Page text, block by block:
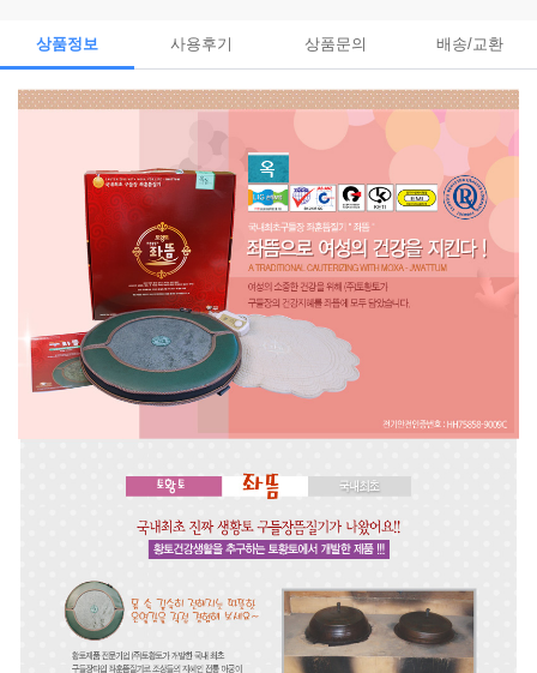
상품정보 사용후기 상품문의 배송/교환